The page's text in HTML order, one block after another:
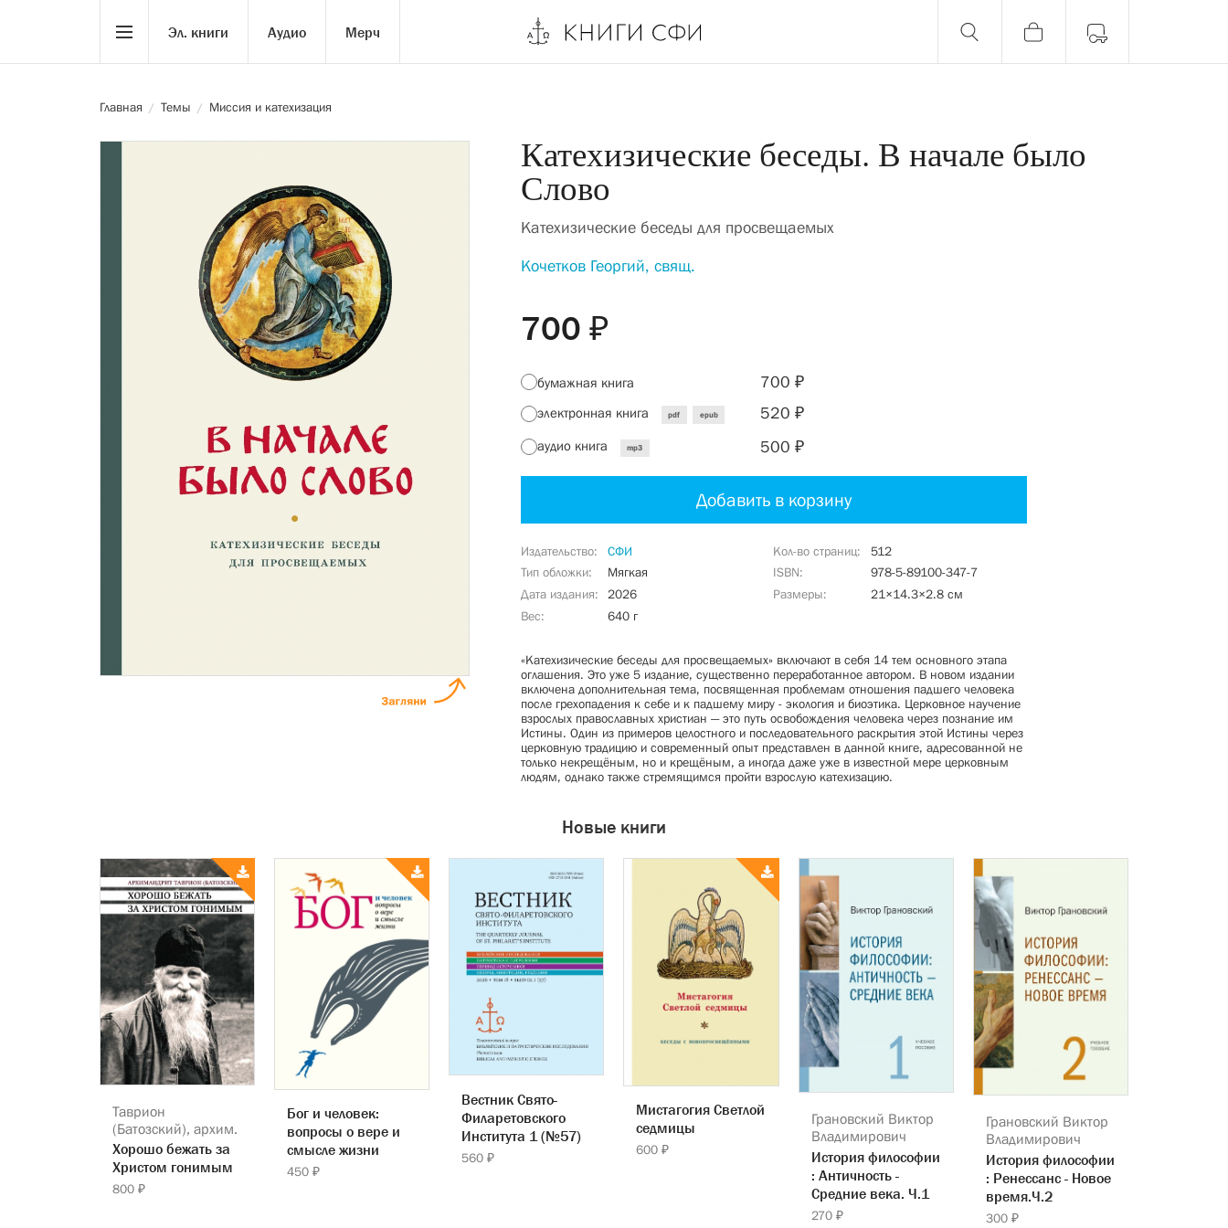
Эл. книги Аудио Мерч
Главная / Темы / Миссия и катехизация
Катехизические беседы. В начале было
Слово
Катехизические беседы для просвещаемых
Кочетков Георгий, свящ.
700 ₽
бумажная книга 700 ₽
электронная книга pdf epub 520 ₽
аудио книга mp3 500 ₽
Добавить в корзину
Издательство СФИ Кол-во страниц
512
Тип обложки
Мягкая ISBN
978-5-89100-347-7
Дата издания
2026 Размеры
21×14.3×2.8 см
Вес
640 г
«Катехизические беседы для просвещаемых» включают в себя 14 тем основного этапа
оглашения. Это уже 5 издание, существенно переработанное автором. В новом издании
включена дополнительная тема, посвященная проблемам отношения падшего человека
после грехопадения к себе и к падшему миру - экология и биоэтика. Церковное научение
взрослых православных христиан — это путь освобождения человека через познание им
Истины. Один из примеров целостного и последовательного раскрытия этой Истины через
церковную традицию и современный опыт представлен в данной книге, адресованной не
только некрещёным, но и крещёным, а иногда даже уже в известной мере церковным
людям, однако также стремящимся пройти взрослую катехизацию.
Новые книги
Таврион
(Батозский), архим.
Хорошо бежать за
Христом гонимым
800 ₽
Бог и человек:
вопросы о вере и
смысле жизни
450 ₽
Вестник Свято-
Филаретовского
Института 1 (№57)
560 ₽
Мистагогия Светлой
седмицы
600 ₽
Грановский Виктор
Владимирович
История философии
: Античность -
Средние века. Ч.1
270 ₽
Грановский Виктор
Владимирович
История философии
: Ренессанс - Новое
время.Ч.2
300 ₽